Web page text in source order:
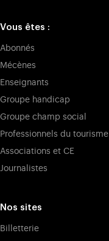
Vous êtes :
Abonnés
Mécènes
Enseignants
Groupe handicap
Groupe champ social
Professionnels du tourisme
Associations et CE
Journalistes
Nos sites
Billetterie